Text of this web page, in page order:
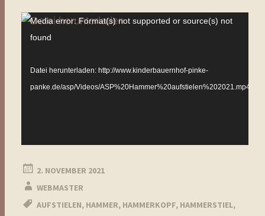
Video-
Player
Media error: Format(s) not supported or source(s) not
found
Datei herunterladen: http://www.kinderbauernhof-pinke-
panke.de/asp/Videos/ASP%20Hammer%20aufstielen%202021.mp4
2. NOVEMBER 2021
WEBMASTER
AUFSTIELEN, HAMMER, HAMMERKOPF, HAMMERSTIEL,